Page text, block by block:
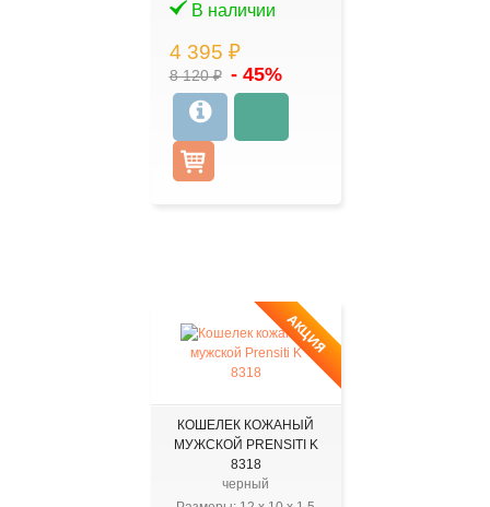
В наличии
4 395 ₽
8 120 ₽ - 45%
АКЦИЯ
КОШЕЛЕК КОЖАНЫЙ
МУЖСКОЙ PRENSITI K
8318
черный